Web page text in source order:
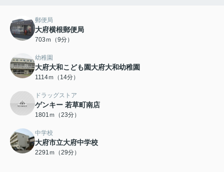
郵便局
大府横根郵便局
703ｍ（9分）
幼稚園
大府大和こども園大府大和幼稚園
1114ｍ（14分）
ドラッグストア
ゲンキー 若草町南店
1801ｍ（23分）
中学校
大府市立大府中学校
2291ｍ（29分）